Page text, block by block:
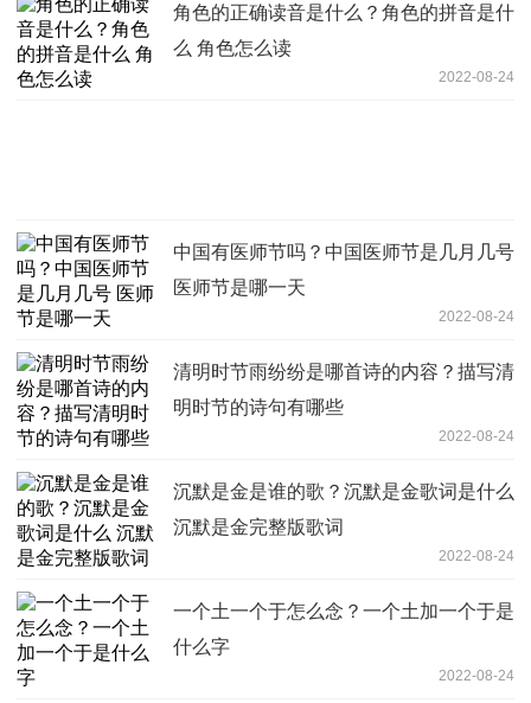
角色的正确读音是什么？角色的拼音是什
么 角色怎么读
2022-08-24
中国有医师节吗？中国医师节是几月几号
医师节是哪一天
2022-08-24
清明时节雨纷纷是哪首诗的内容？描写清
明时节的诗句有哪些
2022-08-24
沉默是金是谁的歌？沉默是金歌词是什么
沉默是金完整版歌词
2022-08-24
一个土一个于怎么念？一个土加一个于是
什么字
2022-08-24